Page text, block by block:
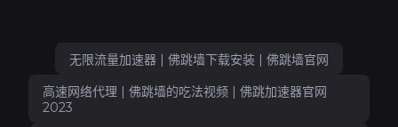
无限流量加速器 | 佛跳墙下载安装 | 佛跳墙官网
高速网络代理 | 佛跳墙的吃法视频 | 佛跳加速器官网
2023